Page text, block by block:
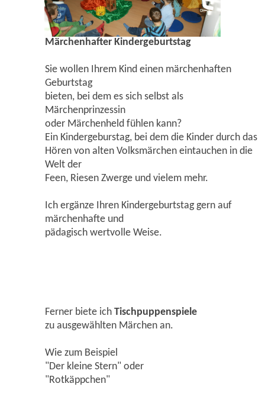
Märchenhafter Kindergeburtstag
Sie wollen Ihrem Kind einen märchenhaften
Geburtstag
bieten, bei dem es sich selbst als
Märchenprinzessin
oder Märchenheld fühlen kann?
Ein Kindergeburstag, bei dem die Kinder durch das
Hören von alten Volksmärchen eintauchen in die
Welt der
Feen, Riesen Zwerge und vielem mehr.
Ich ergänze Ihren Kindergeburtstag gern auf
märchenhafte und
pädagisch wertvolle Weise.
Ferner biete ich Tischpuppenspiele
zu ausgewählten Märchen an.
Wie zum Beispiel
"Der kleine Stern" oder
"Rotkäppchen"